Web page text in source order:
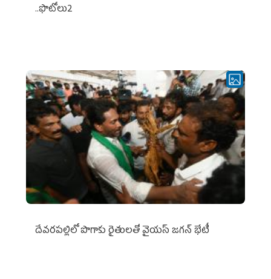
..ఫొటోలు2
దేవరపల్లిలో పొగాకు రైతులతో వైయస్ జగన్ భేటీ